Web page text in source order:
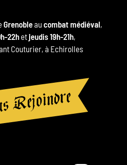
Grenobleau combat médiéval ,
22h etjeudis 19h-21h,
Couturier, à Echirolles